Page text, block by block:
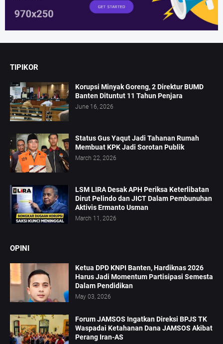
TIPIKOR
Korupsi Minyak Goreng, 2 Direktur BUMD
Banten Dituntut 11 Tahun Penjara
June 16, 2026
Status Gus Yaqut Jadi Tahanan Rumah
Membuat KPK Jadi Sorotan Publik
March 22, 2026
LSM LIRA Desak APH Periksa Keterlibatan
Dirut Pelindo dan JICT Dalam Pembunuhan
Aktivis Ermanto Usman
March 11, 2026
OPINI
Ketua DPD KNPI Banten, Hardiknas 2026
Harus Jadi Momentum Partisipasi Semesta
Dalam Pendidikan
May 03, 2026
Forum JAMSOS Ingatkan Direksi BPJS TK
Waspadai Ketahanan Dana JAMSOS Akibat
Perang Iran-AS